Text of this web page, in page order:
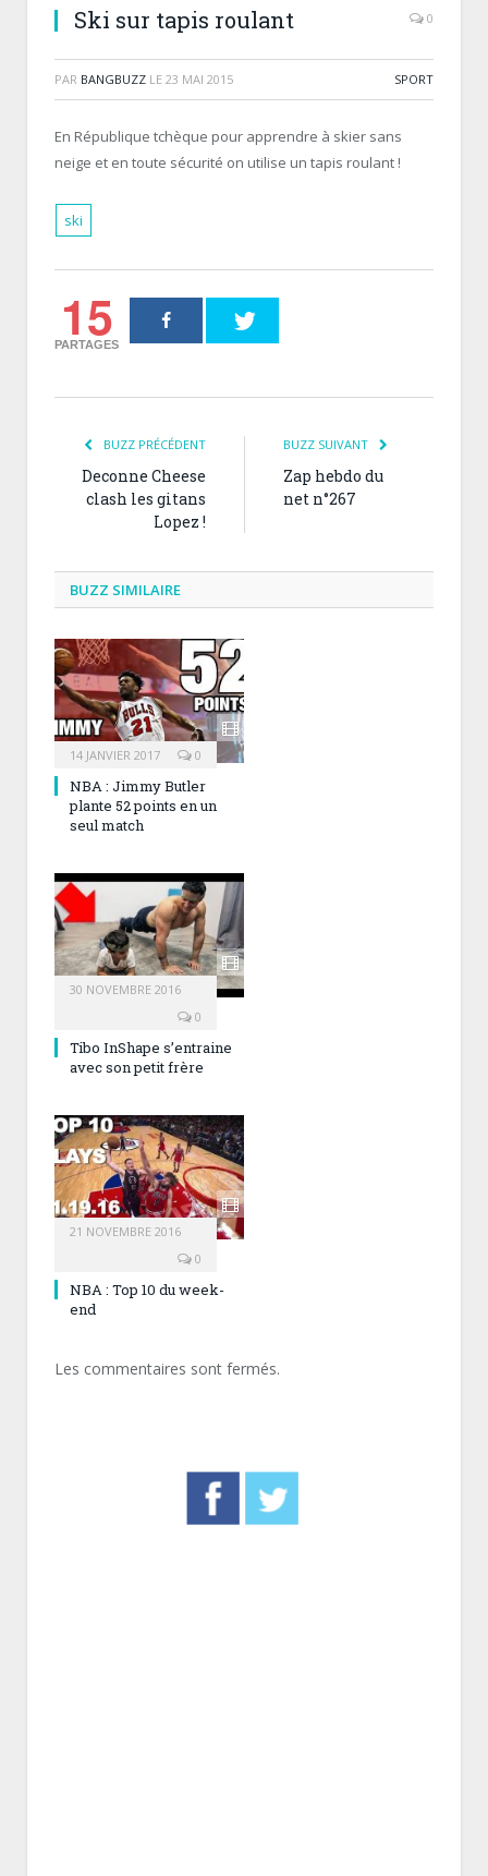
Ski sur tapis roulant 0
PAR BANGBUZZ LE 23 MAI 2015 SPORT
En République tchèque pour apprendre à skier sans
neige et en toute sécurité on utilise un tapis roulant !
ski
15
PARTAGES
BUZZ PRÉCÉDENT
Deconne Cheese
clash les gitans
Lopez !
BUZZ SUIVANT
Zap hebdo du
net n°267
BUZZ SIMILAIRE
14 JANVIER 2017 0
NBA : Jimmy Butler
plante 52 points en un
seul match
30 NOVEMBRE 2016
0
Tibo InShape s’entraine
avec son petit frère
21 NOVEMBRE 2016
0
NBA : Top 10 du week-
end
Les commentaires sont fermés.